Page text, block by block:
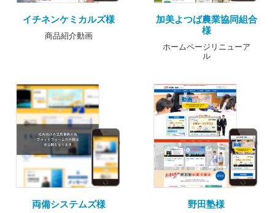
イチネンケミカルズ様
商品紹介動画
加美よつば農業協同組合
様
ホームページリニューア
ル
両備システムズ様 野田塾様